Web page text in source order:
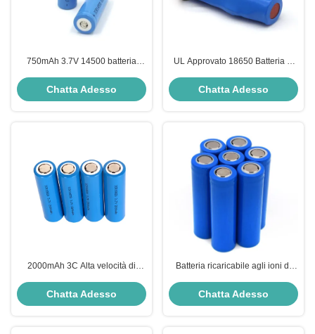
750mAh 3.7V 14500 batteria
500 cicli di vita per luce solare
per prato
Chatta Adesso
UL Approvato 18650 Batteria al
di vita per dispositivi portatili
Chatta Adesso
2000mAh 3C Alta velocità di
litio 3.7V Ricaricabile 18*65mm
Chatta Adesso
Batteria ricaricabile agli ioni di
mAh e velocità di scarica 3C
certificata UN38.3
Chatta Adesso